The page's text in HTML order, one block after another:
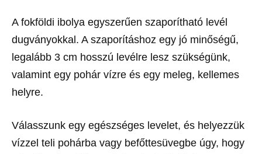
A fokföldi ibolya egyszerűen szaporítható levél
dugványokkal. A szaporításhoz egy jó minőségű,
legalább 3 cm hosszú levélre lesz szükségünk,
valamint egy pohár vízre és egy meleg, kellemes
helyre.
Válasszunk egy egészséges levelet, és helyezzük
vízzel teli pohárba vagy befőttesüvegbe úgy, hogy